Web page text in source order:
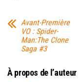
Avant-Première
VO : Spider-
Man:The Clone
Saga #3
À propos de l’auteur